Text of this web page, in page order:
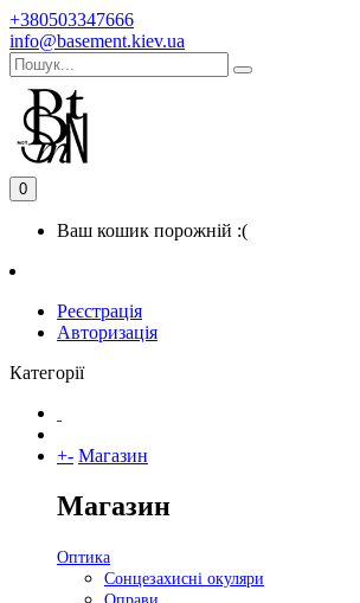
+380503347666
info@basement.kiev.ua
0
Ваш кошик порожній :(
Реєстрація
Авторизація
Категорії
+- Магазин
Магазин
Оптика
Сонцезахисні окуляри